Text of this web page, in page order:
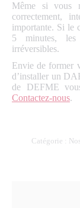
Même si vous
correctement,
importante. Si le
5 minutes, les
irréversibles.
Envie de former
d’installer un
de DEFME
Contactez-nous.
Catégorie :